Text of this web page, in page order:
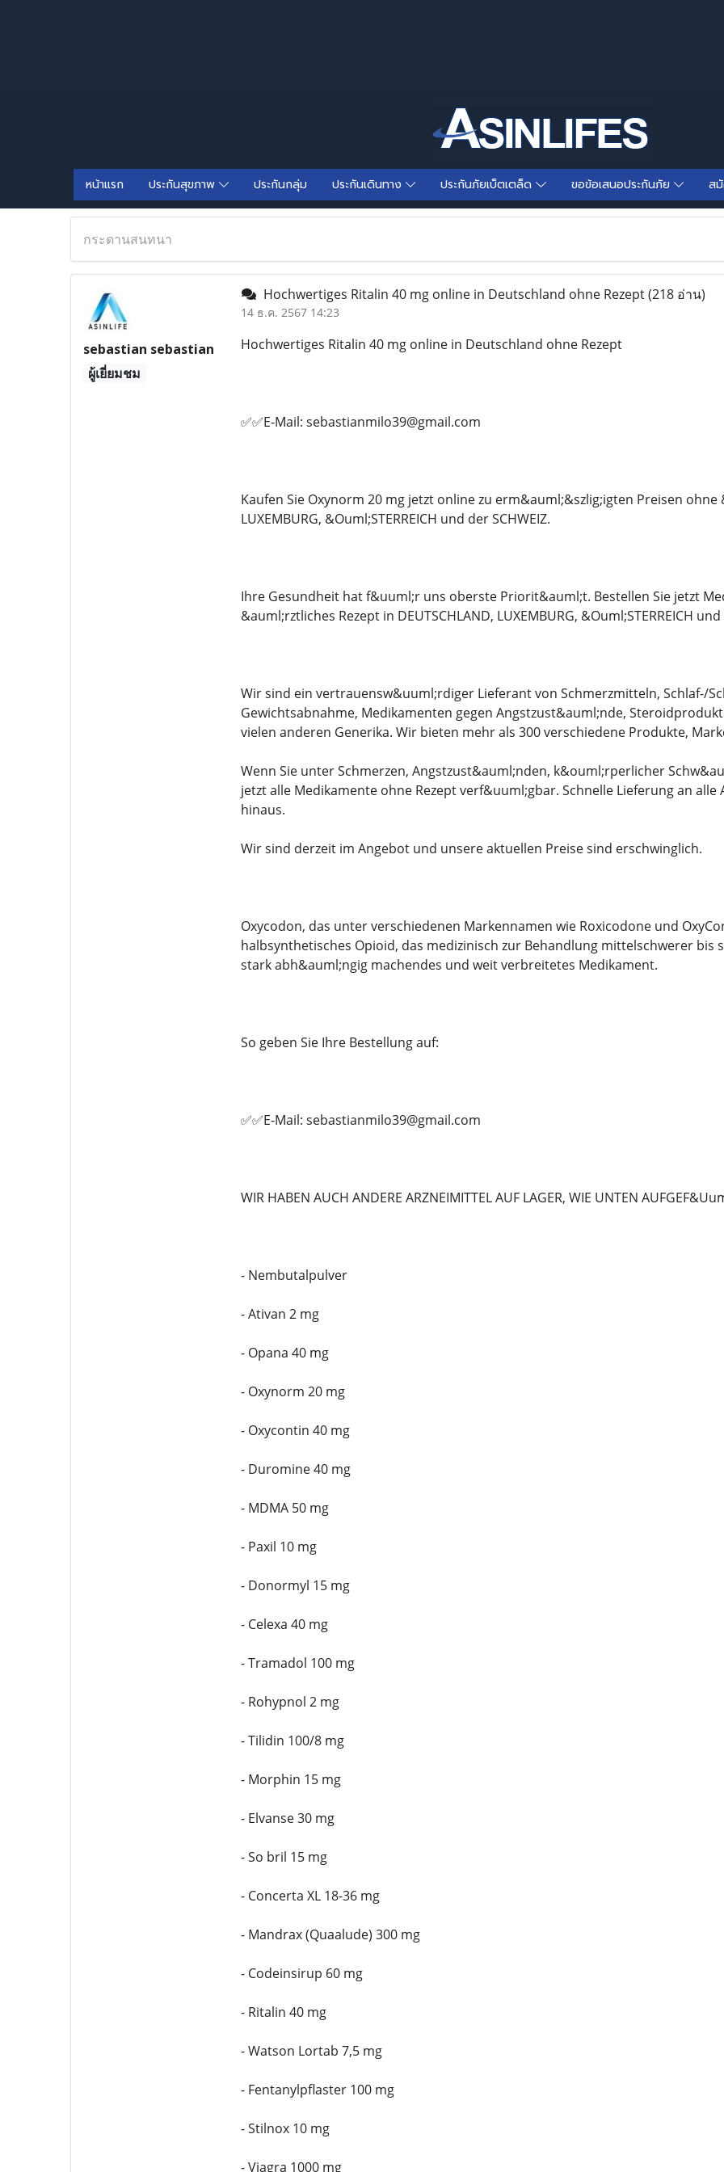
หน้าแรก ประกันสุขภาพ ประกันกลุ่ม ประกันเดินทาง ประกันภัยเบ็ตเตล็ด ขอข้อเสนอประกันภัย ส
กระดานสนทนา
sebastian sebastian
ผู้เยี่ยมชม
Hochwertiges Ritalin 40 mg online in Deutschland ohne Rezept(218 อ่าน)
14 ธ.ค. 2567 14:23
Hochwertiges Ritalin 40 mg online in Deutschland ohne Rezept
✅✅E-Mail: sebastianmilo39@gmail.com
Kaufen Sie Oxynorm 20 mg jetzt online zu erm&auml;&szlig;igten Preisen ohne
LUXEMBURG, &Ouml;STERREICH und der SCHWEIZ.
Ihre Gesundheit hat f&uuml;r uns oberste Priorit&auml;t. Bestellen Sie jetzt
&auml;rztliches Rezept in DEUTSCHLAND, LUXEMBURG, &Ouml;STERREICH und
Wir sind ein vertrauensw&uuml;rdiger Lieferant von Schmerzmitteln, Schlaf-/
Gewichtsabnahme, Medikamenten gegen Angstzust&auml;nde,
vielen anderen Generika. Wir bieten mehr als 300 verschiedene Produkte,
Wenn Sie unter Schmerzen, Angstzust&auml;nden, k&ouml;rperlicher
jetzt alle Medikamente ohne Rezept verf&uuml;gbar. Schnelle Lieferung an
hinaus.
Wir sind derzeit im Angebot und unsere aktuellen Preise sind erschwinglich.
Oxycodon, das unter verschiedenen Markennamen wie Roxicodone und
halbsynthetisches Opioid, das medizinisch zur Behandlung mittelschwerer bis
stark abh&auml;ngig machendes und weit verbreitetes Medikament.
So geben Sie Ihre Bestellung auf:
✅✅E-Mail: sebastianmilo39@gmail.com
WIR HABEN AUCH ANDERE ARZNEIMITTEL AUF LAGER, WIE UNTEN
- Nembutalpulver
- Ativan 2 mg
- Opana 40 mg
- Oxynorm 20 mg
- Oxycontin 40 mg
- Duromine 40 mg
- MDMA 50 mg
- Paxil 10 mg
- Donormyl 15 mg
- Celexa 40 mg
- Tramadol 100 mg
- Rohypnol 2 mg
- Tilidin 100/8 mg
- Morphin 15 mg
- Elvanse 30 mg
- So bril 15 mg
- Concerta XL 18-36 mg
- Mandrax (Quaalude) 300 mg
- Codeinsirup 60 mg
- Ritalin 40 mg
- Watson Lortab 7,5 mg
- Fentanylpflaster 100 mg
- Stilnox 10 mg
- Viagra 1000 mg